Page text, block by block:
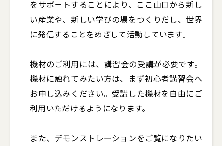
をサポートすることにより、ここ山口から新し
い産業や、新しい学びの場をつくりだし、世界
に発信することをめざして活動しています。
機材のご利用には、講習会の受講が必要です。
機材に触れてみたい方は、まず初心者講習会へ
お申し込みください。受講した機材を自由にご
利用いただけるようになります。
また、デモンストレーションをご覧になりたい